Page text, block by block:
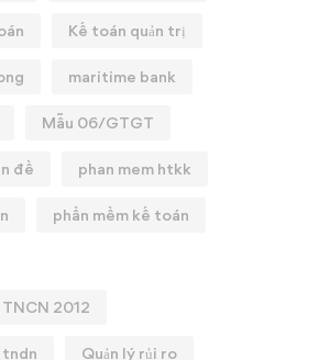
Kế toán quản trị
maritime bank
Mẫu 06/GTGT
đề phan mem htkk
phần mềm kế toán
2012
Quản lý rủi ro